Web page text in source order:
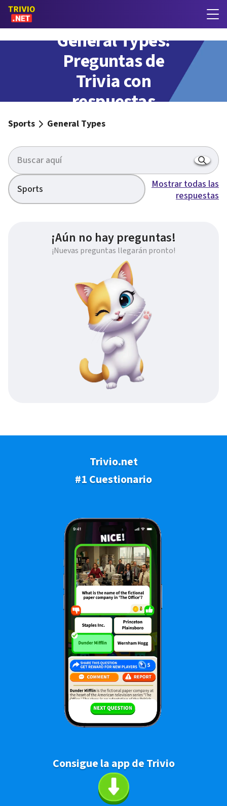
General Types:
Preguntas de
Trivia con
respuestas
Sports General Types
Sports
Mostrar todas las
respuestas
¡Aún no hay preguntas!
¡Nuevas preguntas llegarán pronto!
Trivio.net
#1 Cuestionario
Consigue la app de Trivio